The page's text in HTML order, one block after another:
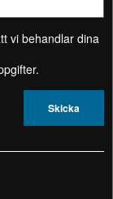
vi behandlar dina